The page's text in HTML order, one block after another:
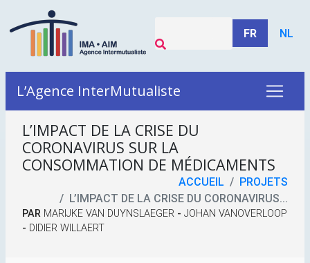
FR NL
L’Agence InterMutualiste
L’IMPACT DE LA CRISE DU
CORONAVIRUS SUR LA
CONSOMMATION DE MÉDICAMENTS
ACCUEIL
PROJETS
L’IMPACT DE LA CRISE DU CORONAVIRUS...
PAR MARIJKE VAN DUYNSLAEGER - JOHAN VANOVERLOOP
- DIDIER WILLAERT